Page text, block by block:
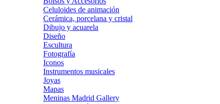
Celuloides de animación
Cerámica, porcelana y cristal
Dibujo y acuarela
Diseño
Escultura
Fotografía
Iconos
Instrumentos musicales
Joyas
Mapas
Meninas Madrid Gallery